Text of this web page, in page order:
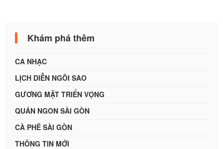
Khám phá thêm
CA NHẠC
LỊCH DIỄN NGÔI SAO
GƯƠNG MẶT TRIỂN VỌNG
QUÁN NGON SÀI GÒN
CÀ PHÊ SÀI GÒN
THÔNG TIN MỚI